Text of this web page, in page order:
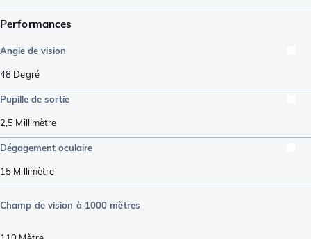
Performances
Angle de vision
48 Degré
Pupille de sortie
2,5 Millimètre
Dégagement oculaire
15 Millimètre
Champ de vision à 1000 mètres